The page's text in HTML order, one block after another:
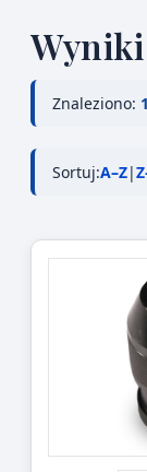
Znaleziono:
Sortuj:A–Z|